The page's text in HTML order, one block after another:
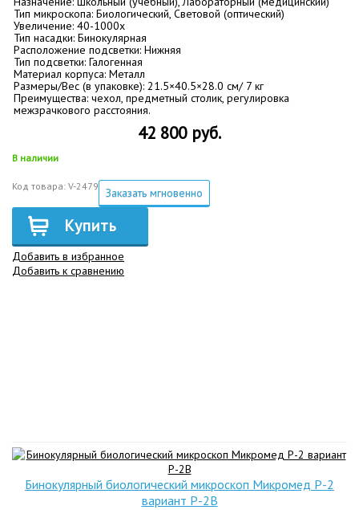
Тип микроскопа: Биологический, Световой (оптический)
Увеличение: 40-1000х
Тип насадки: Бинокулярная
Расположение подсветки: Нижняя
Тип подсветки: Галогенная
Материал корпуса: Металл
Размеры/Вес (в упаковке): 21.5×40.5×28.0 см/ 7 кг
Преимущества: чехол, предметный столик, регулировка
межзрачкового расстояния.
42 800 руб.
В наличии
Код товара: V-2479 Заказать мгновенно
Купить
Добавить в избранное
Добавить к сравнению
Бинокулярный биологический микроскоп Микромед Р-2
вариант Р-2B